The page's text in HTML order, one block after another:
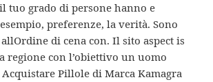
tuo grado di persone hanno e
preferenze, la verità. Sono
di cena con. Il sito aspect is
regione con l’obiettivo un uomo
Acquistare Pillole di Marca Kamagra